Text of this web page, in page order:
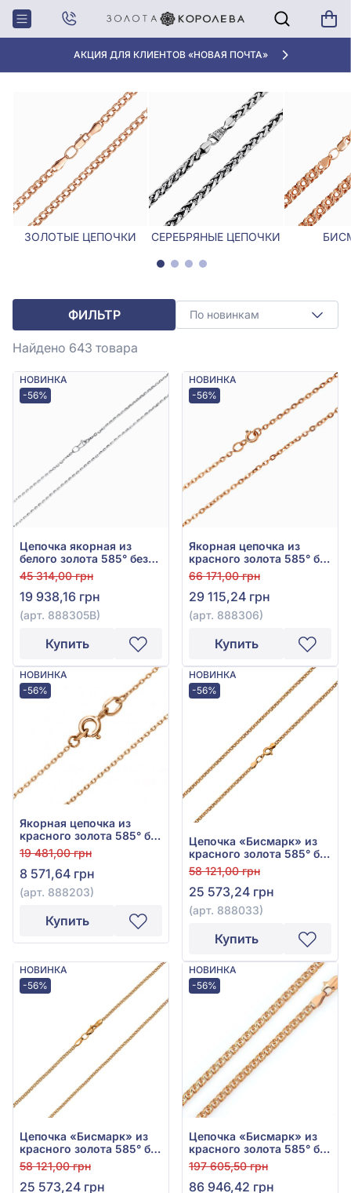
АКЦИЯ ДЛЯ КЛИЕНТОВ «НОВАЯ ПОЧТА»
Главная Цепочки Цепочки без вставок
ЦЕПОЧКИ БЕЗ ВСТАВОК
ЗОЛОТЫЕ ЦЕПОЧКИ СЕРЕБРЯНЫЕ ЦЕПОЧКИ
ФИЛЬТР По новинкам
Найдено 643 товара
НОВИНКА
-56%
Цепочка якорная из
белого золота 585° без
вставки, арт. 888305В
45 314,00 грн
19 938,16 грн
(арт. 888305В)
Купить
НОВИНКА
-56%
Якорная цепочка из
красного золота 585° без
вставки, арт. 888306
66 171,00 грн
29 115,24 грн
(арт. 888306)
Купить
НОВИНКА
-56%
Якорная цепочка из
красного золота 585° без
вставки, арт. 888203
19 481,00 грн
8 571,64 грн
(арт. 888203)
Купить
НОВИНКА
-56%
Цепочка «Бисмарк» из
красного золота 585° без
вставки, арт. 888033
58 121,00 грн
25 573,24 грн
(арт. 888033)
Купить
НОВИНКА
-56%
Цепочка «Бисмарк» из
красного золота 585° без
вставки, арт. 888023
58 121,00 грн
25 573,24 грн
НОВИНКА
-56%
Цепочка «Бисмарк» из
красного золота 585° без
вставки, арт. 888036
197 605,50 грн
86 946,42 грн